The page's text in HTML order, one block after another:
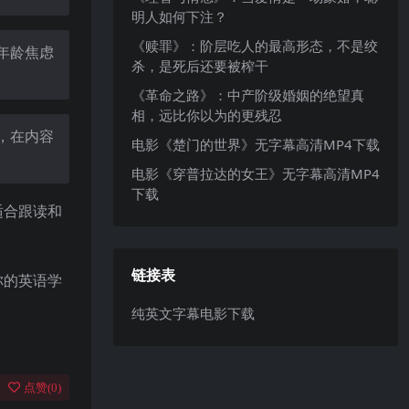
龄焦虑
在内容
跟读和
英语学
点赞(0)
明人如何下注？
《赎罪》：阶层吃人的最高形态，不是绞
杀，是死后还要被榨干
《革命之路》：中产阶级婚姻的绝望真
相，远比你以为的更残忍
电影《楚门的世界》无字幕高清MP4下载
电影《穿普拉达的女王》无字幕高清MP4
下载
链接表
纯英文字幕电影下载